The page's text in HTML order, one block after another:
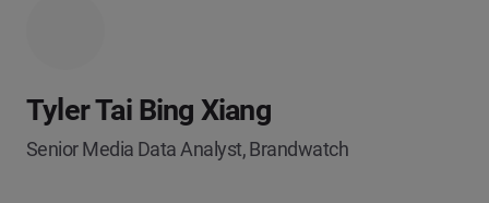
Tyler Tai Bing Xiang
Senior Media Data Analyst, Brandwatch